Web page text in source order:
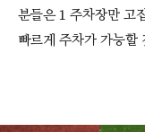
분들은 1 주차장만 고
빠르게 주차가 가능할